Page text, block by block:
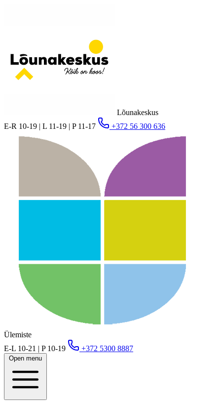
Lõunakeskus
E-R 10-19 | L 11-19 | P 11-17
+372 56 300 636
Ülemiste
E-L 10-21 | P 10-19
+372 5300 8887
Open menu